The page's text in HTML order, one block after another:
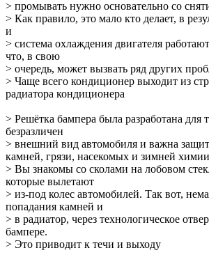
> промывать нужно основательно со
> Как правило, это мало кто делает, в
и
> система охлаждения двигателя
что, в свою
> очередь, может вызвать ряд других
> Чаще всего кондиционер выходит из
радиатора кондиционера
> Решётка бампера была разработана для
безразличен
> внешний вид автомобиля и важна
камней, грязи, насекомых и зимней
> Вы знакомы со сколами на лобовом
которые вылетают
> из-под колес автомобилей. Так вот,
попадания камней и
> в радиатор, через технологическое
бампере.
> Это приводит к течи и выходу